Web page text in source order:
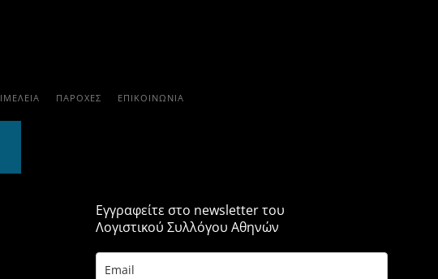
ΠΑΡΟΧΈΣ ΕΠΙΚΟΙΝΩΝΊΑ
Εγγραφείτε στο newsletter του
Λογιστικού Συλλόγου Αθηνών